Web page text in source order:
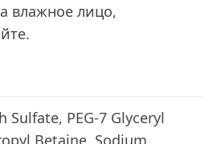
влажное лицо,
PEG-7 Glyceryl
Betaine, Sodium